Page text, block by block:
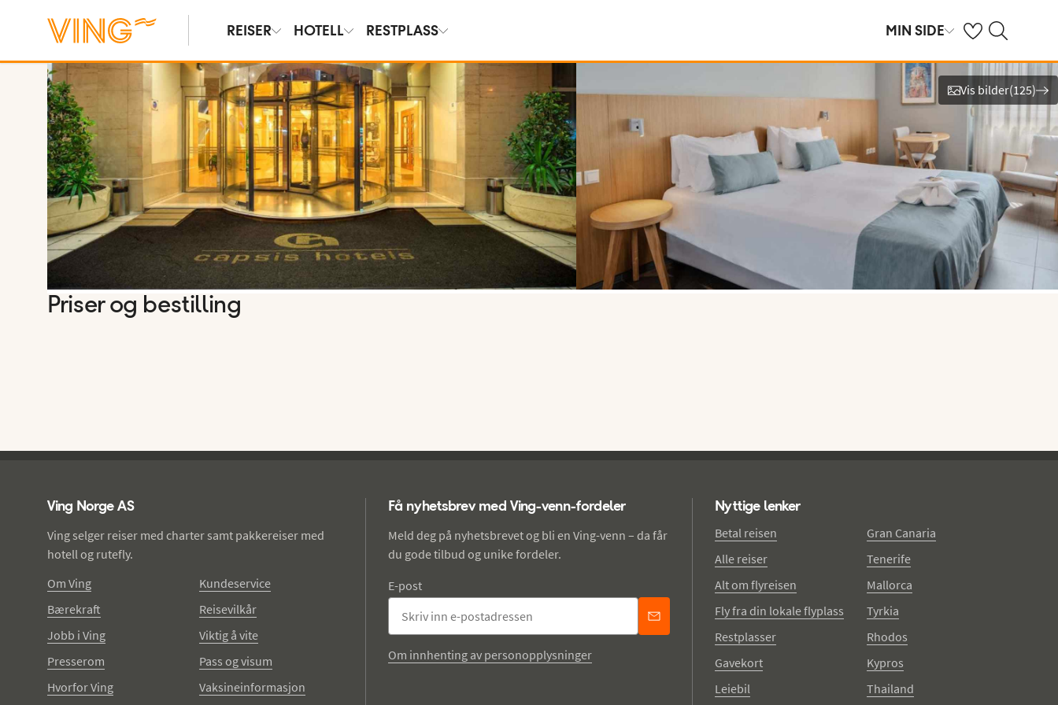
REISER HOTELL RESTPLASS MIN SIDE Se dine sparte
Søk på ving.no
Vis bilder
Vis bilder(125)
Priser og bestilling
Ving Norge AS
Ving selger reiser med charter samt pakkereiser med
hotell og rutefly.
Om Ving
Bærekraft
Jobb i Ving
Presserom
Hvorfor Ving
Kundeservice
Reisevilkår
Viktig å vite
Pass og visum
Vaksineinformasjon
Få nyhetsbrev med Ving-venn-fordeler
Meld deg på nyhetsbrevet og bli en Ving-venn – da får
du gode tilbud og unike fordeler.
E-post
Om innhenting av personopplysninger
Nyttige lenker
Betal reisen
Alle reiser
Alt om flyreisen
Fly fra din lokale flyplass
Restplasser
Gavekort
Leiebil
Gran Canaria
Tenerife
Mallorca
Tyrkia
Rhodos
Kypros
Thailand